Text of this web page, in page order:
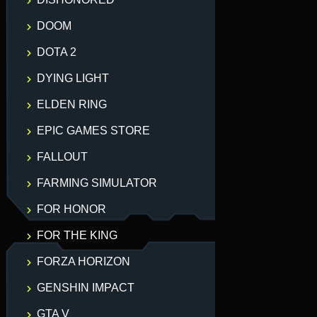
DOOM
DOTA 2
DYING LIGHT
ELDEN RING
EPIC GAMES STORE
FALLOUT
FARMING SIMULATOR
FOR HONOR
FOR THE KING
FORZA HORIZON
GENSHIN IMPACT
GTA V